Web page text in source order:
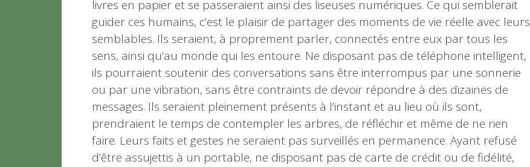
livres en papier et se passeraient ainsi des liseuses numériques. Ce qui semblerait
guider ces humains, c’est le plaisir de partager des moments de vie réelle avec leurs
semblables. Ils seraient, à proprement parler, connectés entre eux par tous les
sens, ainsi qu’au monde qui les entoure. Ne disposant pas de téléphone intelligent,
ils pourraient soutenir des conversations sans être interrompus par une sonnerie
ou par une vibration, sans être contraints de devoir répondre à des dizaines de
messages. Ils seraient pleinement présents à l’instant et au lieu où ils sont,
prendraient le temps de contempler les arbres, de réfléchir et même de ne rien
faire. Leurs faits et gestes ne seraient pas surveillés en permanence. Ayant refusé
d’être assujettis à un portable, ne disposant pas de carte de crédit ou de fidélité,